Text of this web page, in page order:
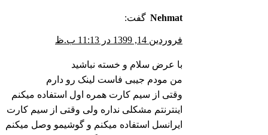
Nehmat گفت:
فروردین 14, 1399 در 11:13 ب.ظ
با عرض سلام و خسته نباشید
من مودم جیبی فاست لینک رو دارم
وقتی از سیم کارت همره اول استفاده میکنم
اینترنتم مشکلی نداره ولی وقتی از سیم کارت
ایرانسل استفاده میکنم و گوشیمو وصل میکنم